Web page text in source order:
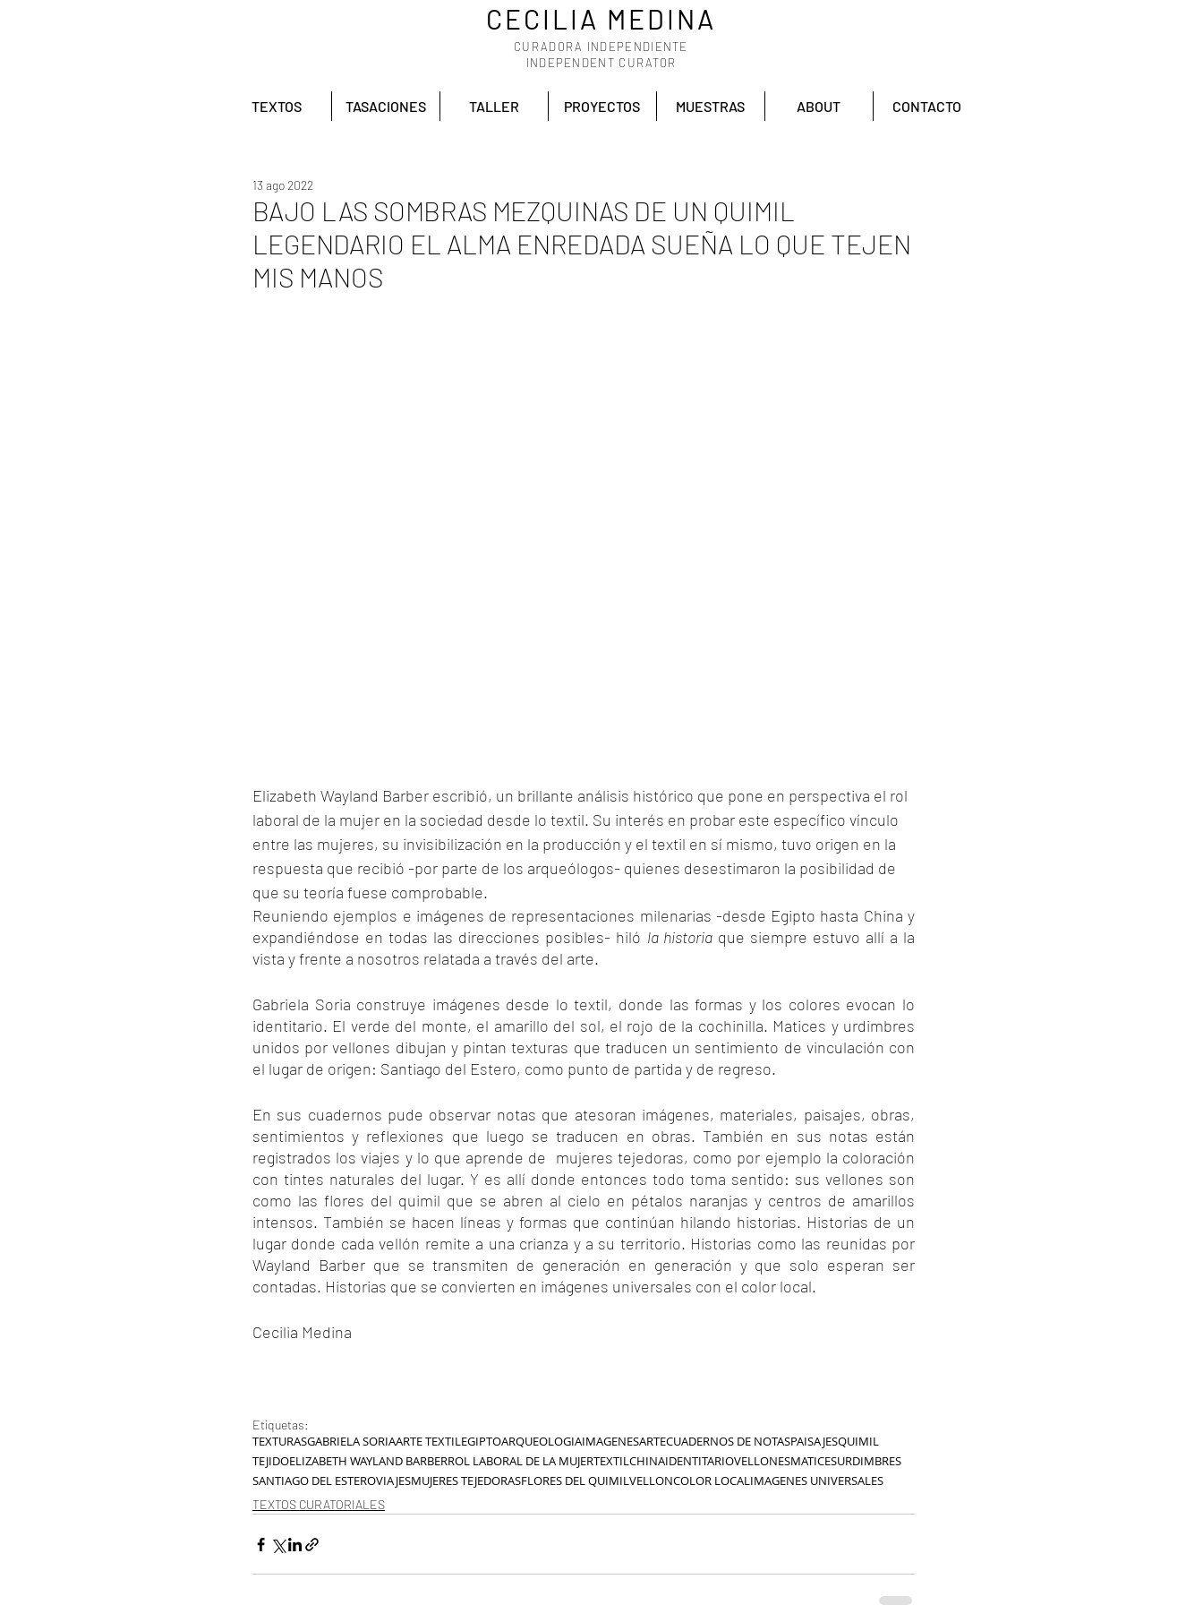
CECILIA MEDINA
CURADORA INDEPENDIENTE
INDEPENDENT CURATOR
TEXTOS TASACIONES TALLER PROYECTOS MUESTRAS ABOUT CONTACTO
BAJO LAS SOMBRAS MEZQUINAS DE UN QUIMIL
LEGENDARIO EL ALMA ENREDADA SUEÑA LO QUE TEJEN
MIS MANOS
13 ago 2022
Elizabeth Wayland Barber escribió, un brillante análisis histórico que pone en perspectiva el rol
laboral de la mujer en la sociedad desde lo textil. Su interés en probar este específico vínculo
entre las mujeres, su invisibilización en la producción y el textil en sí mismo, tuvo origen en la
respuesta que recibió -por parte de los arqueólogos- quienes desestimaron la posibilidad de
que su teoría fuese comprobable.
Reuniendo ejemplos e imágenes de representaciones milenarias -desde Egipto hasta China y
expandiéndose en todas las direcciones posibles- hiló la historia que siempre estuvo allí a la
vista y frente a nosotros relatada a través del arte.
Gabriela Soria construye imágenes desde lo textil, donde las formas y los colores evocan lo
identitario. El verde del monte, el amarillo del sol, el rojo de la cochinilla. Matices y urdimbres
unidos por vellones dibujan y pintan texturas que traducen un sentimiento de vinculación con
el lugar de origen: Santiago del Estero, como punto de partida y de regreso.
En sus cuadernos pude observar notas que atesoran imágenes, materiales, paisajes, obras,
sentimientos y reflexiones que luego se traducen en obras. También en sus notas están
registrados los viajes y lo que aprende de  mujeres tejedoras, como por ejemplo la coloración
con tintes naturales del lugar. Y es allí donde entonces todo toma sentido: sus vellones son
como las flores del quimil que se abren al cielo en pétalos naranjas y centros de amarillos
intensos. También se hacen líneas y formas que continúan hilando historias. Historias de un
lugar donde cada vellón remite a una crianza y a su territorio. Historias como las reunidas por
Wayland Barber que se transmiten de generación en generación y que solo esperan ser
contadas. Historias que se convierten en imágenes universales con el color local.
Cecilia Medina
Etiquetas:
TEXTURASGABRIELA SORIAARTE TEXTILEGIPTOARQUEOLOGIAIMAGENESARTECUADERNOS DE NOTASPAISAJESQUIMIL
TEJIDOELIZABETH WAYLAND BARBERROL LABORAL DE LA MUJERTEXTILCHINAIDENTITARIOVELLONESMATICESURDIMBRES
SANTIAGO DEL ESTEROVIAJESMUJERES TEJEDORASFLORES DEL QUIMILVELLONCOLOR LOCALIMAGENES UNIVERSALES
TEXTOS CURATORIALES